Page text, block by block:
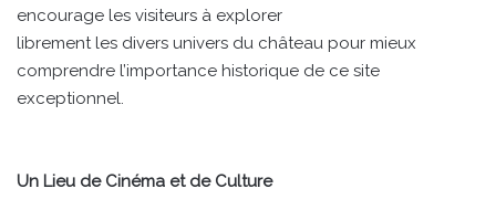
encourage les visiteurs à explorer
librement les divers univers du château pour mieux
comprendre l’importance historique de ce site
exceptionnel.
Un Lieu de Cinéma et de Culture